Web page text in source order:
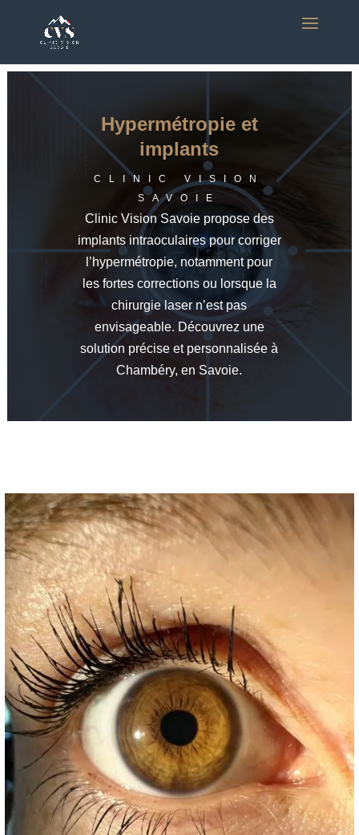
Hypermétropie et
implants
CLINIC VISION
SAVOIE
Clinic Vision Savoie propose des
implants intraoculaires pour corriger
l’hypermétropie, notamment pour
les fortes corrections ou lorsque la
chirurgie laser n’est pas
envisageable. Découvrez une
solution précise et personnalisée à
Chambéry, en Savoie.